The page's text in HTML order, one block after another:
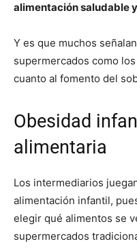
alimentación saludable
Y es que muchos
supermercados como
cuanto al fomento del
Obesidad
alimentaria
Los intermediarios
alimentación infantil,
elegir qué alimentos se
supermercados